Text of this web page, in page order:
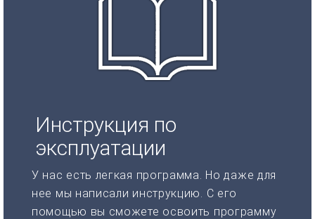
Инструкция по
эксплуатации
У нас есть легкая программа. Но даже для
нее мы написали инструкцию. С его
помощью вы сможете освоить программу